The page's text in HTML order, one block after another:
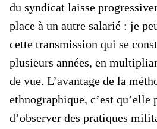
du syndicat laisse
place à un autre salarié : je
cette transmission qui se
plusieurs années, en
de vue. L’avantage de la
ethnographique, c’est qu’elle
d’observer des pratiques